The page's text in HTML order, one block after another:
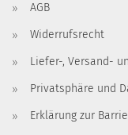
AGB
Widerrufsrecht
Liefer-, Versand-
Privatsphäre und
Erklärung zur